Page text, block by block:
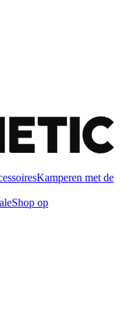
Kamperen met de
Shop op